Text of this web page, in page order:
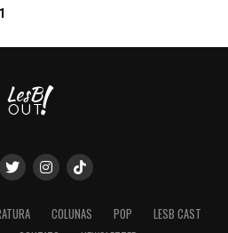
COLUNAS POP
LESB CAST